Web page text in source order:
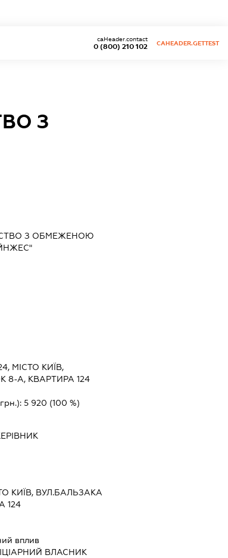
0 (800) 210 102
caHeader.contact
CAHEADER.GETTEST
З
З ОБМЕЖЕНОЮ
МІСТО КИЇВ,
8-А, КВАРТИРА 124
5 920 (100 %)
КИЇВ, ВУЛ.БАЛЬЗАКА
124
вплив
ВЛАСНИК